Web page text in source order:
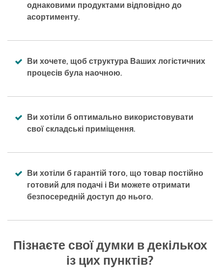
однаковими продуктами відповідно до
асортименту.
Ви хочете, щоб структура Ваших логістичних
процесів була наочною.
Ви хотіли б оптимально використовувати
свої складські приміщення.
Ви хотіли б гарантій того, що товар постійно
готовий для подачі і Ви можете отримати
безпосередній доступ до нього.
Пізнаєте свої думки в декількох
із цих пунктів?